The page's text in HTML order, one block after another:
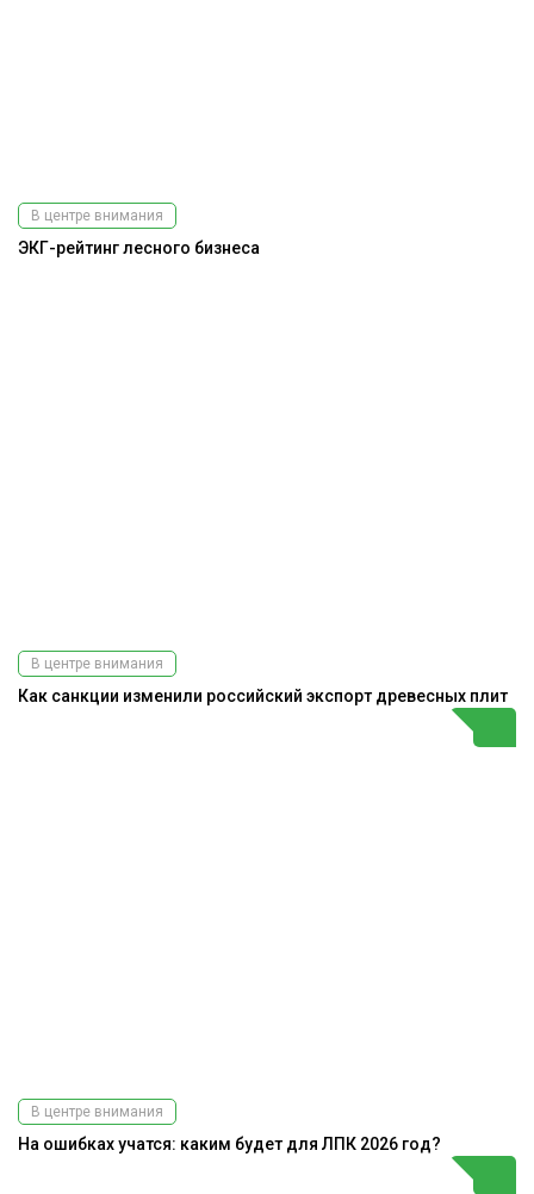
В центре внимания
ЭКГ-рейтинг лесного бизнеса
В центре внимания
Как санкции изменили российский экспорт древесных плит
В центре внимания
На ошибках учатся: каким будет для ЛПК 2026 год?